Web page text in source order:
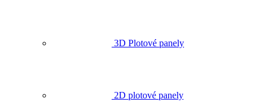
3D Plotové panely
2D plotové panely